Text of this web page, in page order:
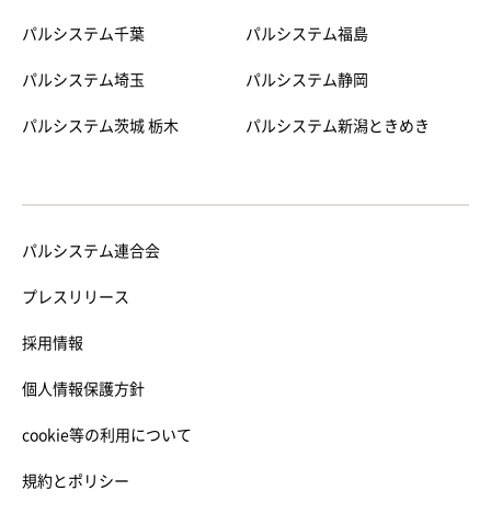
パルシステム千葉
パルシステム埼玉
パルシステム茨城 栃木
パルシステム福島
パルシステム静岡
パルシステム新潟ときめき
パルシステム連合会
プレスリリース
採用情報
個人情報保護方針
cookie等の利用について
規約とポリシー